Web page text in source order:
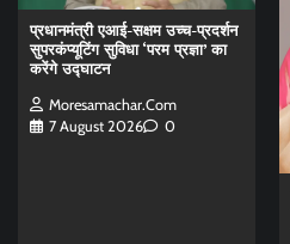
प्रधानमंत्री एआई-सक्षम उच्च-प्रदर्शन
सुपरकंप्यूटिंग सुविधा ‘परम प्रज्ञा’ का
करेंगे उद्घाटन
Moresamachar.com
7 August 2026
0